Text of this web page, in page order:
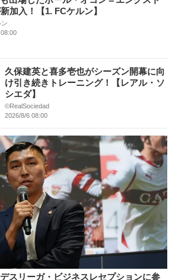
加入！【1. FCケルン】
久保建英と喜多壱也がシーズン開幕に向
け引き続きトレーニング！【レアル・ソ
シエダ】
©RealSociedad
2026/8/6 08:00
スリーガ・ビジネスレセプションに参